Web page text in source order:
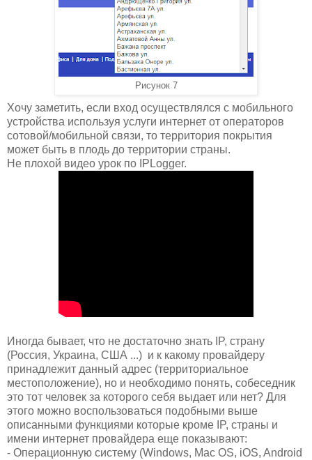
Рисунок 7
Хочу заметить, если вход осуществлялся с мобильного
устройства используя услуги интернет от операторов
сотовой/мобильной связи, то территория покрытия
может быть в плодь до территории страны.
Не плохой видео урок по IPLogger.
Иногда бывает, что не достаточно знать IP, страну
(Россия, Украина, США ...) и к какому провайдеру
принадлежит данный адрес (территориальное
местоположение), но и необходимо понять, собеседник
это тот человек за которого себя выдает или нет? Для
этого можно воспользоваться подобными выше
описанными функциями которые кроме IP, страны и
имени интернет провайдера еще показывают:
- Операционную систему (Windows, Mac OS, iOS, Android